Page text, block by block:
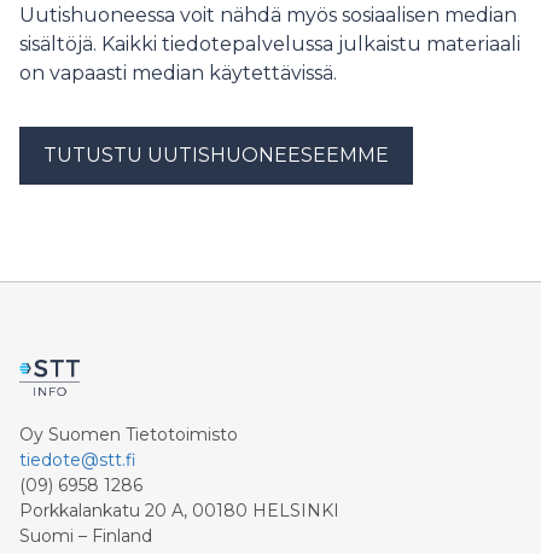
Uutishuoneessa voit nähdä myös sosiaalisen median
sisältöjä. Kaikki tiedotepalvelussa julkaistu materiaali
on vapaasti median käytettävissä.
TUTUSTU UUTISHUONEESEEMME
Oy Suomen Tietotoimisto
tiedote@stt.fi
(09) 6958 1286
Porkkalankatu 20 A, 00180 HELSINKI
Suomi – Finland